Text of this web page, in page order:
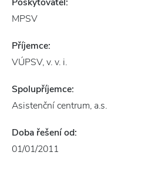
MPSV
Příjemce:
VÚPSV, v. v. i.
Spolupříjemce:
Asistenční centrum, a.s.
Doba řešení od:
01/01/2011